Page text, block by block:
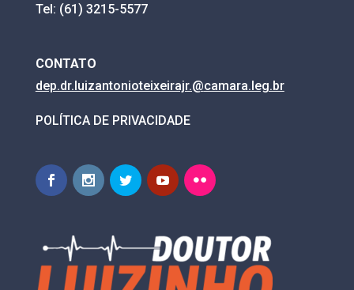
Tel: (61) 3215-5577
CONTATO
dep.dr.luizantonioteixeirajr.@camara.leg.br
POLÍTICA DE PRIVACIDADE